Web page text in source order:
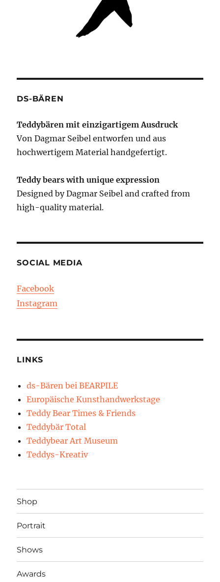
DS-BÄREN
Teddybären mit einzigartigem Ausdruck
Von Dagmar Seibel entworfen und aus
hochwertigem Material handgefertigt.
Teddy bears with unique expression
Designed by Dagmar Seibel and crafted from
high-quality material.
SOCIAL MEDIA
Facebook
Instagram
LINKS
ds-Bären bei BEARPILE
Europäische Kunsthandwerkstage
Teddy Bear Times & Friends
Teddybär Total
Teddybear Art Museum
Teddys-Kreativ
Shop
Portrait
Shows
Awards